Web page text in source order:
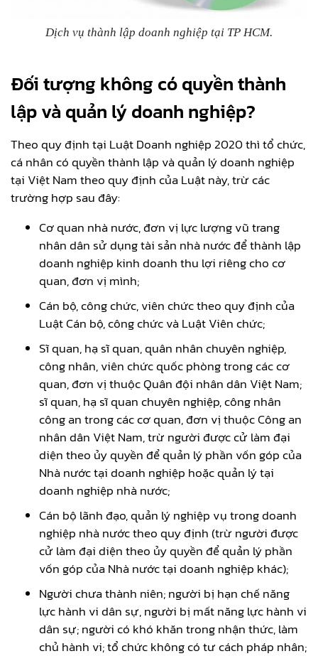
Dịch vụ thành lập doanh nghiệp tại TP HCM.
Đối tượng không có quyền thành
lập và quản lý doanh nghiệp?
Theo quy định tại Luật Doanh nghiệp 2020 thì tổ chức,
cá nhân có quyền thành lập và quản lý doanh nghiệp
tại Việt Nam theo quy định của Luật này, trừ các
trường hợp sau đây:
Cơ quan nhà nước, đơn vị lực lượng vũ trang
nhân dân sử dụng tài sản nhà nước để thành lập
doanh nghiệp kinh doanh thu lợi riêng cho cơ
quan, đơn vị mình;
Cán bộ, công chức, viên chức theo quy định của
Luật Cán bộ, công chức và Luật Viên chức;
Sĩ quan, hạ sĩ quan, quân nhân chuyên nghiệp,
công nhân, viên chức quốc phòng trong các cơ
quan, đơn vị thuộc Quân đội nhân dân Việt Nam;
sĩ quan, hạ sĩ quan chuyên nghiệp, công nhân
công an trong các cơ quan, đơn vị thuộc Công an
nhân dân Việt Nam, trừ người được cử làm đại
diện theo ủy quyền để quản lý phần vốn góp của
Nhà nước tại doanh nghiệp hoặc quản lý tại
doanh nghiệp nhà nước;
Cán bộ lãnh đạo, quản lý nghiệp vụ trong doanh
nghiệp nhà nước theo quy định (trừ người được
cử làm đại diện theo ủy quyền để quản lý phần
vốn góp của Nhà nước tại doanh nghiệp khác);
Người chưa thành niên; người bị hạn chế năng
lực hành vi dân sự, người bị mất năng lực hành vi
dân sự; người có khó khăn trong nhận thức, làm
chủ hành vi; tổ chức không có tư cách pháp nhân;